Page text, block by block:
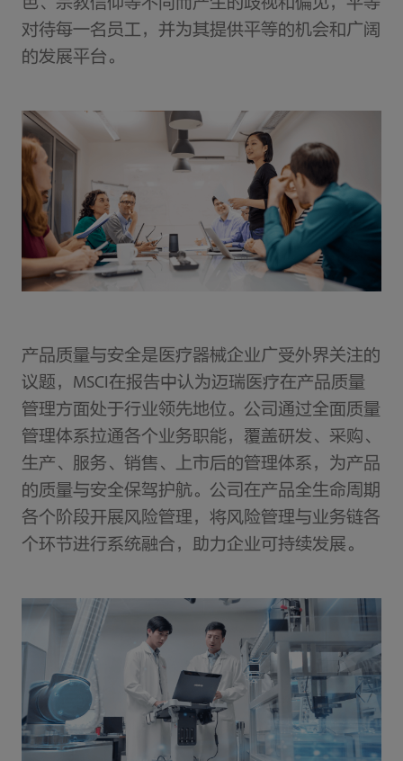
色、宗教信仰等不同而产生的歧视和偏见，平等
对待每一名员工，并为其提供平等的机会和广阔
的发展平台。
产品质量与安全是医疗器械企业广受外界关注的
议题，MSCI在报告中认为迈瑞医疗在产品质量
管理方面处于行业领先地位。公司通过全面质量
管理体系拉通各个业务职能，覆盖研发、采购、
生产、服务、销售、上市后的管理体系，为产品
的质量与安全保驾护航。公司在产品全生命周期
各个阶段开展风险管理，将风险管理与业务链各
个环节进行系统融合，助力企业可持续发展。